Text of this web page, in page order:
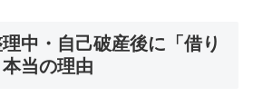
中・自己破産後に「借り
当の理由